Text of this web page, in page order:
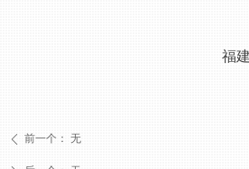
福
ꄴ 前一个： 无